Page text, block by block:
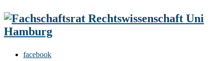
facebook